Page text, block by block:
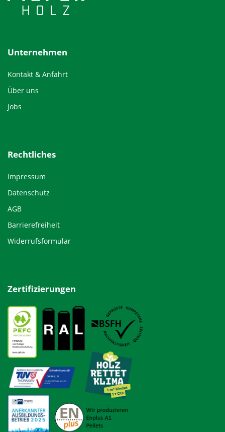
Unternehmen
Kontakt & Anfahrt
Über uns
Jobs
Rechtliches
Impressum
Datenschutz
AGB
Barrierefreiheit
Widerrufsformular
Zertifizierungen